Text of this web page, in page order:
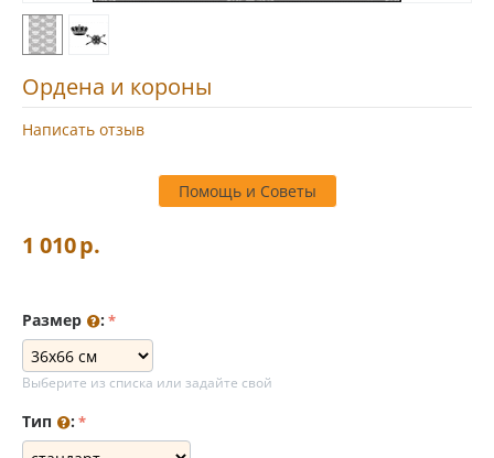
Ордена и короны
Написать отзыв
Помощь и Советы
1 010р.
Размер :
Выберите из списка или задайте свой
Тип :